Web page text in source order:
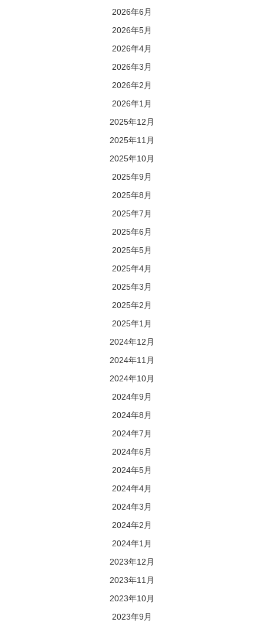
2026年6月
2026年5月
2026年4月
2026年3月
2026年2月
2026年1月
2025年12月
2025年11月
2025年10月
2025年9月
2025年8月
2025年7月
2025年6月
2025年5月
2025年4月
2025年3月
2025年2月
2025年1月
2024年12月
2024年11月
2024年10月
2024年9月
2024年8月
2024年7月
2024年6月
2024年5月
2024年4月
2024年3月
2024年2月
2024年1月
2023年12月
2023年11月
2023年10月
2023年9月